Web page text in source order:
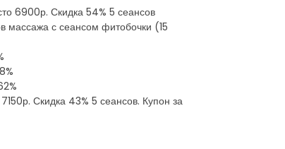
6900р. Скидка 54% 5 сеансов
массажа с сеансом фитобочки (15
Скидка 43% 5 сеансов. Купон за